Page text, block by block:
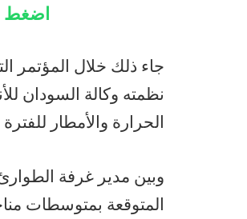
اضغط
نظمته وكالة السودان
الحرارة والأمطار
وبين مدير غرفة
المتوقعة بمتوسطات